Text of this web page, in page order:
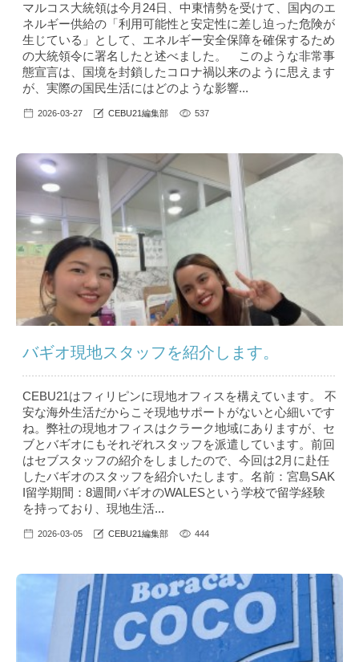
マルコス大統領は今月24日、中東情勢を受けて、国内のエ
ネルギー供給の「利用可能性と安定性に差し迫った危険が
生じている」として、エネルギー安全保障を確保するため
の大統領令に署名したと述べました。 このような非常事
態宣言は、国境を封鎖したコロナ禍以来のように思えます
が、実際の国民生活にはどのような影響...
2026-03-27 CEBU21編集部 537
バギオ現地スタッフを紹介します。
CEBU21はフィリピンに現地オフィスを構えています。 不
安な海外生活だからこそ現地サポートがないと心細いです
ね。弊社の現地オフィスはクラーク地域にありますが、セ
ブとバギオにもそれぞれスタッフを派遣しています。前回
はセブスタッフの紹介をしましたので、今回は2月に赴任
したバギオのスタッフを紹介いたします。名前：宮島SAK
I留学期間：8週間バギオのWALESという学校で留学経験
を持っており、現地生活...
2026-03-05 CEBU21編集部 444